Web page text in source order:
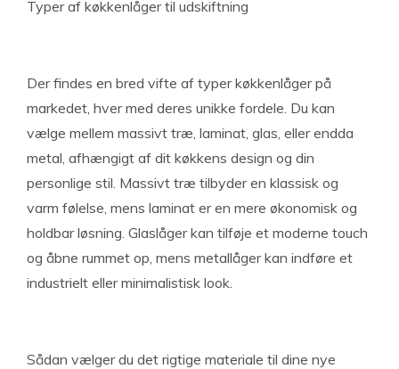
Typer af køkkenlåger til udskiftning
Der findes en bred vifte af typer køkkenlåger på
markedet, hver med deres unikke fordele. Du kan
vælge mellem massivt træ, laminat, glas, eller endda
metal, afhængigt af dit køkkens design og din
personlige stil. Massivt træ tilbyder en klassisk og
varm følelse, mens laminat er en mere økonomisk og
holdbar løsning. Glaslåger kan tilføje et moderne touch
og åbne rummet op, mens metallåger kan indføre et
industrielt eller minimalistisk look.
Sådan vælger du det rigtige materiale til dine nye